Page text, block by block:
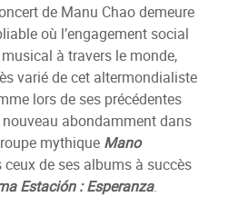
de Manu Chao demeure
où l’engagement social
à travers le monde,
varié de cet altermondialiste
lors de ses précédentes
abondamment dans
mythique Mano
de ses albums à succès
Estación : Esperanza.